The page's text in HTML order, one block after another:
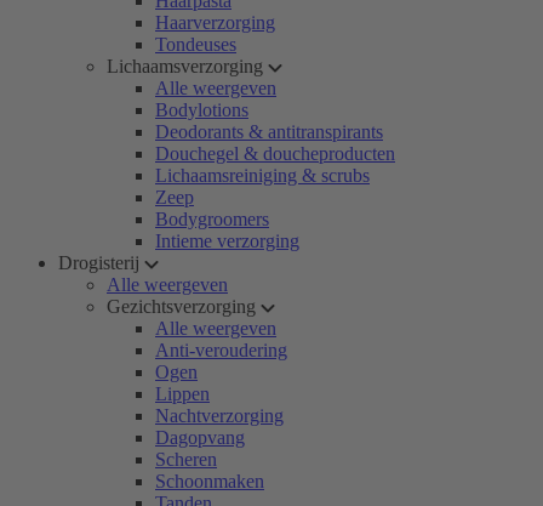
Haarverzorging
Tondeuses
Lichaamsverzorging
Alle weergeven
Bodylotions
Deodorants & antitranspirants
Douchegel & doucheproducten
Lichaamsreiniging & scrubs
Zeep
Bodygroomers
Intieme verzorging
Drogisterij
Alle weergeven
Gezichtsverzorging
Alle weergeven
Anti-veroudering
Ogen
Lippen
Nachtverzorging
Dagopvang
Scheren
Schoonmaken